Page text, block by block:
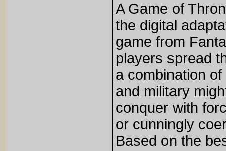
A Game of
the digital
game from
players spread
a combination
and military
conquer with
or cunningly
Based on the